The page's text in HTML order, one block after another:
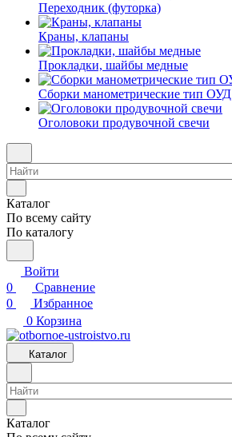
Переходник (футорка)
Краны, клапаны
Прокладки, шайбы медные
Сборки манометрические тип ОУД
Оголовоки продувочной свечи
Каталог
По всему сайту
По каталогу
Войти
0
Сравнение
0
Избранное
0 Корзина
Каталог
Каталог